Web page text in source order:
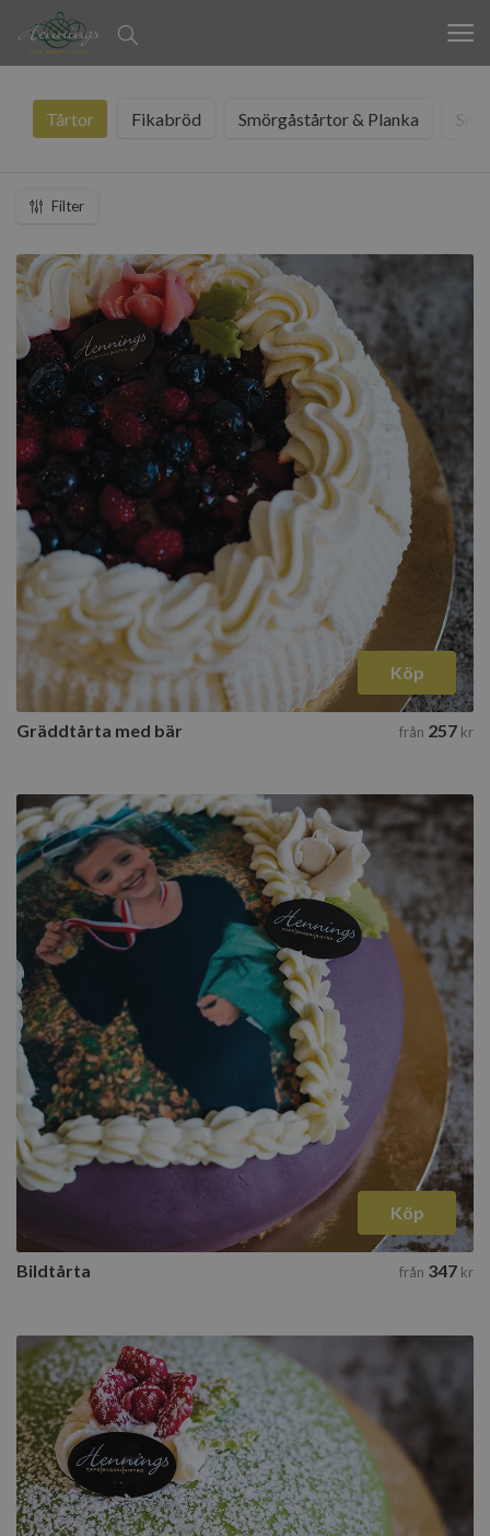
Tårtor Fikabröd Smörgåstårtor & Planka
Filter
Laddar
Köp
Gräddtårta med bär från 257 kr
Köp
Bildtårta från 347 kr